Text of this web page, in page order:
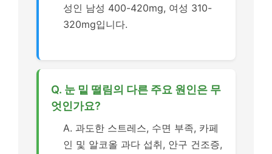
성인 남성 400-420mg, 여성 310-
320mg입니다.
Q. 눈 밑 떨림의 다른 주요 원인은 무
엇인가요?
A. 과도한 스트레스, 수면 부족, 카페
인 및 알코올 과다 섭취, 안구 건조증,